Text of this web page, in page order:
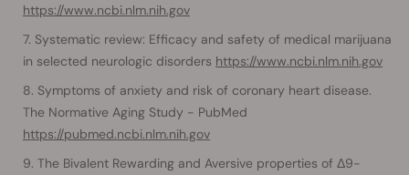
https://www.ncbi.nlm.nih.gov
Systematic review: Efficacy and safety of medical marijuana
in selected neurologic disorders https://www.ncbi.nlm.nih.gov
Symptoms of anxiety and risk of coronary heart disease.
The Normative Aging Study - PubMed
https://pubmed.ncbi.nlm.nih.gov
The Bivalent Rewarding and Aversive properties of Δ9-